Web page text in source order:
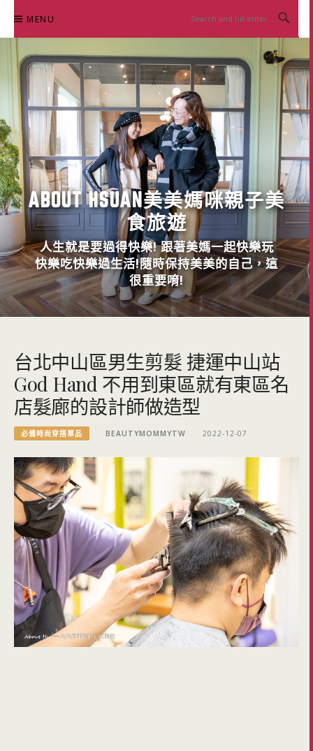
content
MENU
ABOUT HSUAN美美媽咪親子美
食旅遊
人生就是要過得快樂! 跟著美媽一起快樂玩
快樂吃快樂過生活!隨時保持美美的自己，這
很重要唷!
台北中山區男生剪髮 捷運中山站
God Hand 不用到東區就有東區名
店髮廊的設計師做造型
必備時尚穿搭單品 BEAUTYMOMMYTW 2022-12-07